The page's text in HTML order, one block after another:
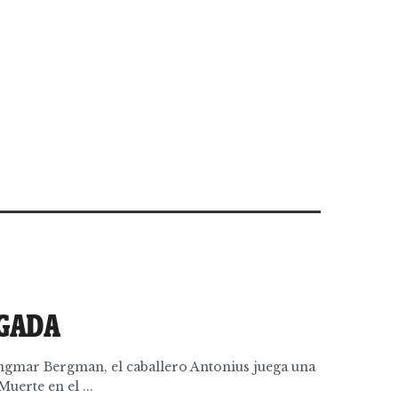
Bergman, el caballero Antonius juega una
en el ...